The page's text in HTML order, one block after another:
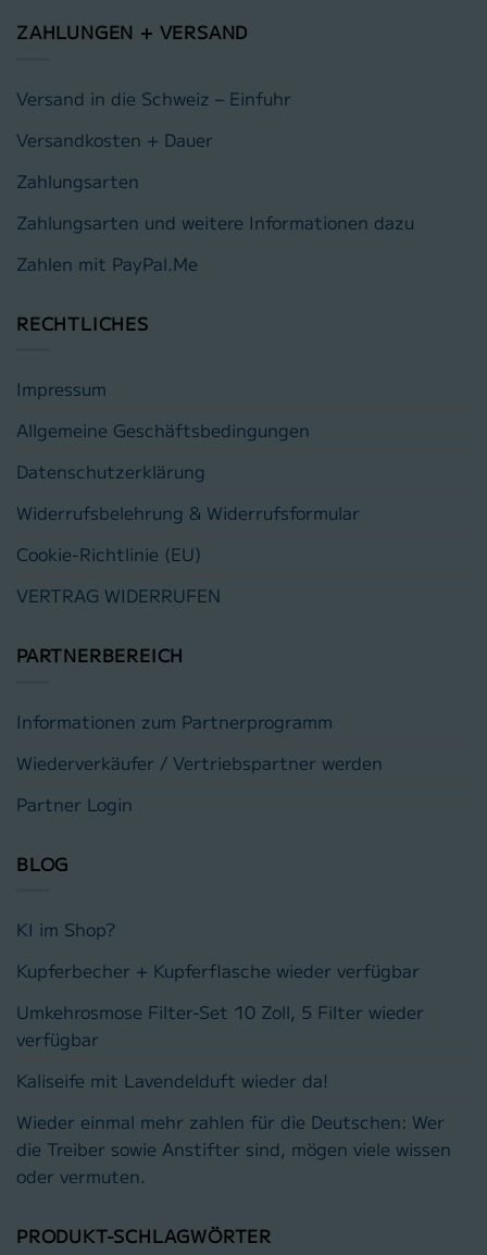
ZAHLUNGEN + VERSAND
Versand in die Schweiz – Einfuhr
Versandkosten + Dauer
Zahlungsarten
Zahlungsarten und weitere Informationen dazu
Zahlen mit PayPal.Me
RECHTLICHES
Impressum
Allgemeine Geschäftsbedingungen
Datenschutzerklärung
Widerrufsbelehrung & Widerrufsformular
Cookie-Richtlinie (EU)
VERTRAG WIDERRUFEN
PARTNERBEREICH
Informationen zum Partnerprogramm
Wiederverkäufer / Vertriebspartner werden
Partner Login
BLOG
KI im Shop?
Kupferbecher + Kupferflasche wieder verfügbar
Umkehrosmose Filter-Set 10 Zoll, 5 Filter wieder
verfügbar
Kaliseife mit Lavendelduft wieder da!
Wieder einmal mehr zahlen für die Deutschen: Wer
die Treiber sowie Anstifter sind, mögen viele wissen
oder vermuten.
PRODUKT-SCHLAGWÖRTER